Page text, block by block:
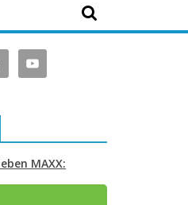
MAXX: